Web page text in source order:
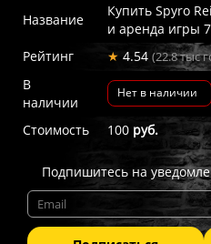
Название
Купить Spyro
и аренда игры
Рейтинг
★ 4.54 (22.8 тыс
В
наличии
Нет в наличии
Стоимость 100 руб.
Подпишитесь на